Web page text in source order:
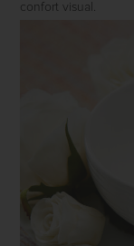
confort visual.